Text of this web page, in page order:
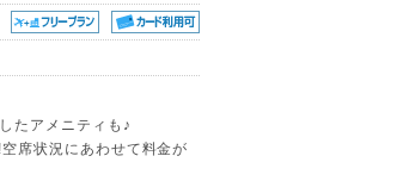
たアメニティも♪
席状況にあわせて料金が